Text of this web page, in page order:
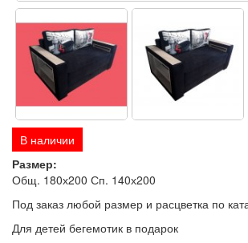
В наличии
Размер:
Общ. 180х200 Сп. 140х200
Под заказ любой размер и расцветка по
Для детей бегемотик в подарок